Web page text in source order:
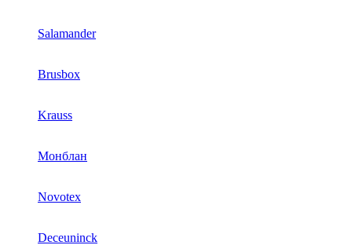
Salamander
Brusbox
Krauss
Монблан
Novotex
Deceuninck